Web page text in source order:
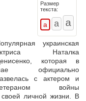
Размер
текста:
украинская
Наталка
которая в
официально
с актером и
войны
личной жизни. В